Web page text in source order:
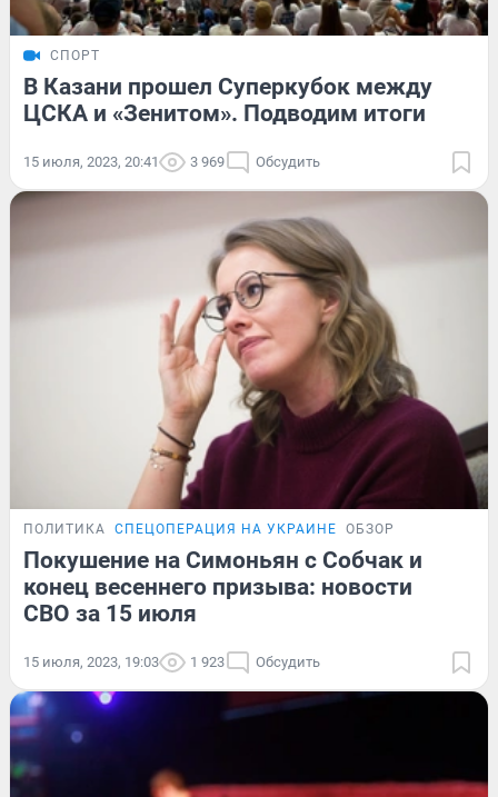
СПОРТ
В Казани прошел Суперкубок между
ЦСКА и «Зенитом». Подводим итоги
15 июля, 2023, 20:41 3 969 Обсудить
ПОЛИТИКА СПЕЦОПЕРАЦИЯ НА УКРАИНЕ ОБЗОР
Покушение на Симоньян с Собчак и
конец весеннего призыва: новости
СВО за 15 июля
15 июля, 2023, 19:03 1 923 Обсудить